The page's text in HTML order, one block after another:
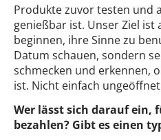
Produkte zuvor testen und
genießbar ist. Unser Ziel ist
beginnen, ihre Sinne zu
Datum schauen, sondern
schmecken und erkennen,
ist. Nicht einfach
Wer lässt sich darauf ein,
bezahlen? Gibt es einen